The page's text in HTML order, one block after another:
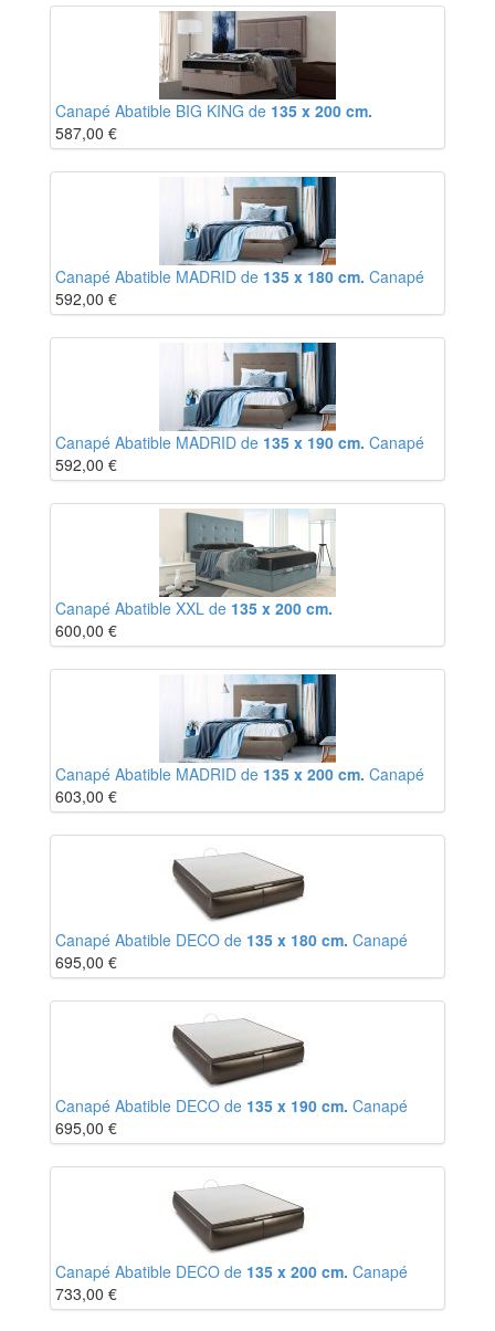
Canapé Abatible BIG KING de 135 x 200 cm.
587,00 €
Canapé Abatible MADRID de 135 x 180 cm. Canapé
592,00 €
Canapé Abatible MADRID de 135 x 190 cm. Canapé
592,00 €
Canapé Abatible XXL de 135 x 200 cm.
600,00 €
Canapé Abatible MADRID de 135 x 200 cm. Canapé
603,00 €
Canapé Abatible DECO de 135 x 180 cm. Canapé
695,00 €
Canapé Abatible DECO de 135 x 190 cm. Canapé
695,00 €
Canapé Abatible DECO de 135 x 200 cm. Canapé
733,00 €